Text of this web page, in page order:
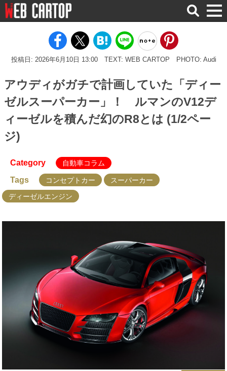
検
索
投稿日: 2026年6月10日 13:00 TEXT: WEB CARTOP PHOTO: Audi
アウディがガチで計画していた「ディー
ゼルスーパーカー」！ ルマンのV12デ
ィーゼルを積んだ幻のR8とは (1/2ペー
ジ)
Category 自動車コラム
Tags コンセプトカー
スーパーカー
ディーゼルエンジン